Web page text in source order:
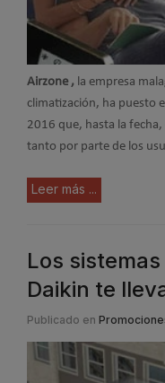
Airzone , la empresa
climatización, ha puesto
2016 que, hasta la
tanto por parte de los
Leer más ...
Los
Daikin te
Publicado en